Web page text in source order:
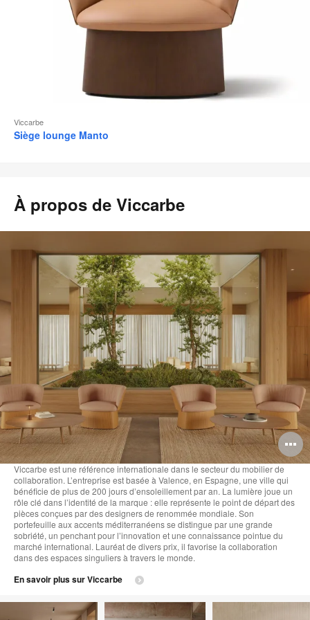
Viccarbe
Siège lounge Manto
À propos de Viccarbe
Viccarbe est une référence internationale dans le secteur du mobilier de
collaboration. L’entreprise est basée à Valence, en Espagne, une ville qui
bénéficie de plus de 200 jours d’ensoleillement par an. La lumière joue un
rôle clé dans l’identité de la marque : elle représente le point de départ des
pièces conçues par des designers de renommée mondiale. Son
portefeuille aux accents méditerranéens se distingue par une grande
sobriété, un penchant pour l’innovation et une connaissance pointue du
marché international. Lauréat de divers prix, il favorise la collaboration
dans des espaces singuliers à travers le monde.
En savoir plus sur Viccarbe